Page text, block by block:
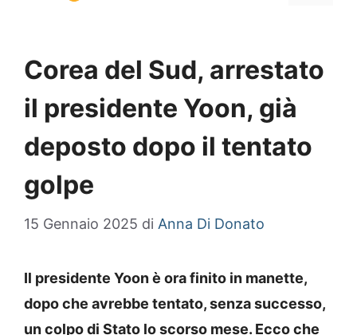
Corea del Sud, arrestato
il presidente Yoon, già
deposto dopo il tentato
golpe
15 Gennaio 2025 di Anna Di Donato
Il presidente Yoon è ora finito in manette,
dopo che avrebbe tentato, senza successo,
un colpo di Stato lo scorso mese. Ecco che